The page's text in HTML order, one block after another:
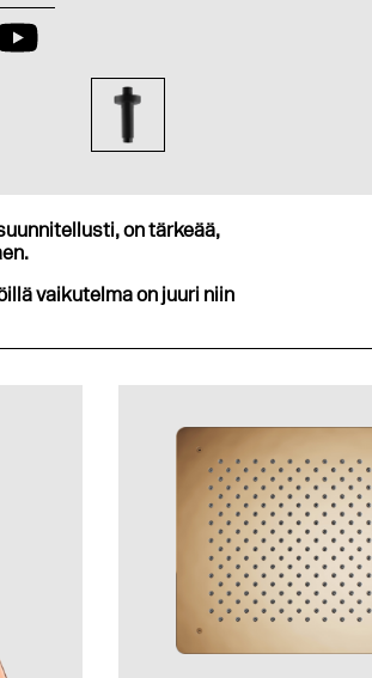
on tärkeää,
vaikutelma on juuri niin